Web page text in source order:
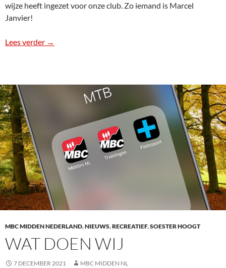
wijze heeft ingezet voor onze club. Zo iemand is Marcel
Janvier!
Lees verder Marcel Janvier benoemd tot erelid van MBC
→
MBC MIDDEN NEDERLAND,NIEUWS,RECREATIEF,SOESTER HOOGT
WAT DOEN WIJ
7 DECEMBER 2021 MBC MIDDEN NL